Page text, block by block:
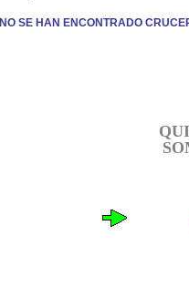
NO SE HAN ENCONTRADO